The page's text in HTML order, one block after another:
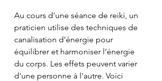
Au cours d’une séance de reiki, un
praticien utilise des techniques de
canalisation d’énergie pour
équilibrer et harmoniser l’énergie
du corps. Les effets peuvent varier
d'une personne à l'autre. Voici